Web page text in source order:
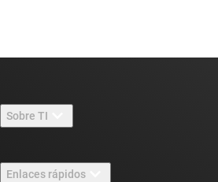
Sobre TI
Enlaces rápidos